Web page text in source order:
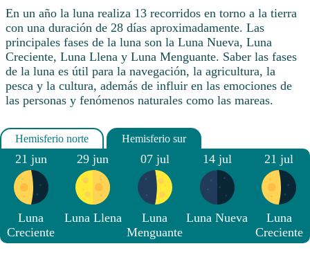
En un año la luna realiza 13 recorridos en torno a la tierra
con una duración de 28 días aproximadamente. Las
principales fases de la luna son la Luna Nueva, Luna
Creciente, Luna Llena y Luna Menguante. Saber las fases
de la luna es útil para la navegación, la agricultura, la
pesca y la cultura, además de influir en las emociones de
las personas y fenómenos naturales como las mareas.
21 jun
Luna
Creciente
29 jun
Luna Llena
07 jul
Luna
Menguante
14 jul
Luna Nueva
21 jul
Luna
Creciente